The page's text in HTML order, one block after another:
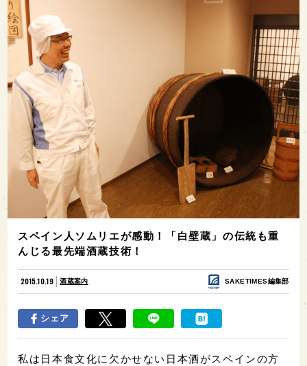
スペイン人ソムリエが感動！「白壁蔵」の伝統も重
んじる最先端酒蔵技術！
2015.10.19 酒蔵案内 SAKETIMES編集部
シェア
私は日本食文化に欠かせない日本酒がスペインの方